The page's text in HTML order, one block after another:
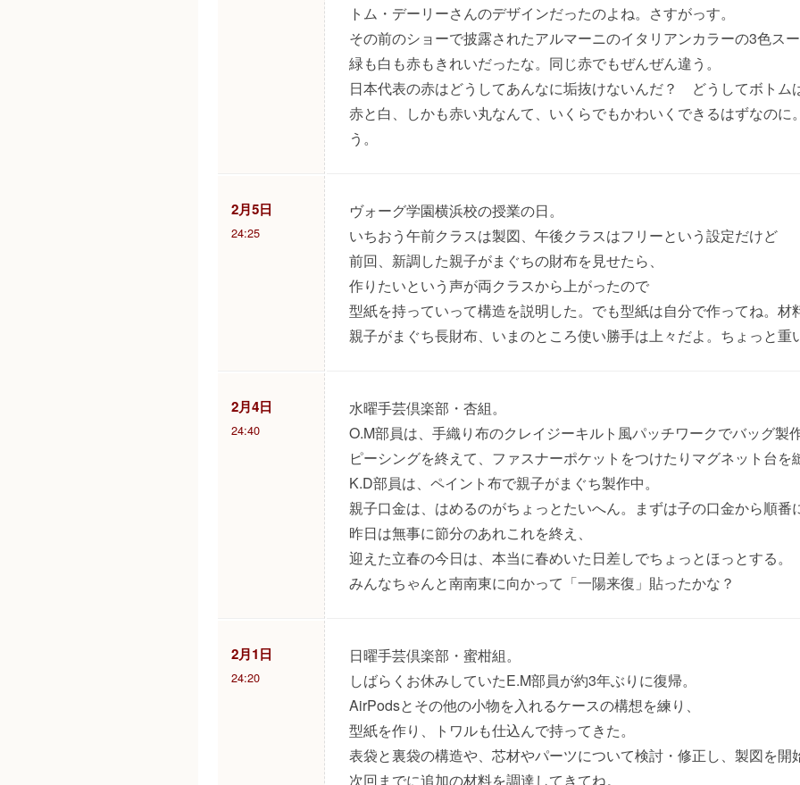
トム・デーリーさんのデザインだったのよね。さすがっす。
その前のショーで披露されたアルマーニのイタリアンカラーの3色スー
緑も白も赤もきれいだったな。同じ赤でもぜんぜん違う。
日本代表の赤はどうしてあんなに垢抜けないんだ？ どうしてボトム
赤と白、しかも赤い丸なんて、いくらでもかわいくできるはずなのに
う。
2月5日
24:25
ヴォーグ学園横浜校の授業の日。
いちおう午前クラスは製図、午後クラスはフリーという設定だけど
前回、新調した親子がまぐちの財布を見せたら、
作りたいという声が両クラスから上がったので
型紙を持っていって構造を説明した。でも型紙は自分で作ってね。材
親子がまぐち長財布、いまのところ使い勝手は上々だよ。ちょっと重
2月4日
24:40
水曜手芸倶楽部・杏組。
O.M部員は、手織り布のクレイジーキルト風パッチワークでバッグ製作
ピーシングを終えて、ファスナーポケットをつけたりマグネット台を
K.D部員は、ペイント布で親子がまぐち製作中。
親子口金は、はめるのがちょっとたいへん。まずは子の口金から順番
昨日は無事に節分のあれこれを終え、
迎えた立春の今日は、本当に春めいた日差しでちょっとほっとする。
みんなちゃんと南南東に向かって「一陽来復」貼ったかな？
2月1日
24:20
日曜手芸倶楽部・蜜柑組。
しばらくお休みしていたE.M部員が約3年ぶりに復帰。
AirPodsとその他の小物を入れるケースの構想を練り、
型紙を作り、トワルも仕込んで持ってきた。
表袋と裏袋の構造や、芯材やパーツについて検討・修正し、製図を開
次回までに追加の材料を調達してきてね。